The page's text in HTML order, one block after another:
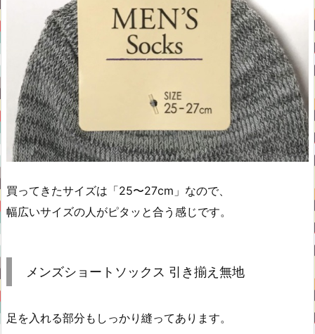
買ってきたサイズは「25〜27cm」なので、
幅広いサイズの人がピタッと合う感じです。
メンズショートソックス 引き揃え無地
足を入れる部分もしっかり縫ってあります。